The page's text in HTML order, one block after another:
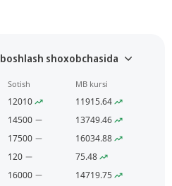
shoxobchasida
Sotish MB kursi
12010
11915.64
14500
13749.46
17500
16034.88
120
75.48
16000 14719.75